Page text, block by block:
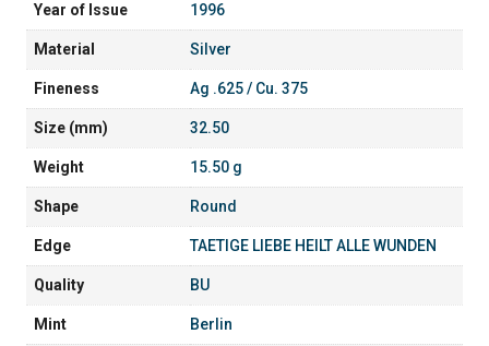
Year of Issue 1996
Material Silver
Fineness Ag .625 / Cu. 375
Size (mm) 32.50
Weight 15.50 g
Shape Round
Edge TAETIGE LIEBE HEILT ALLE WUNDEN
Quality BU
Mint Berlin